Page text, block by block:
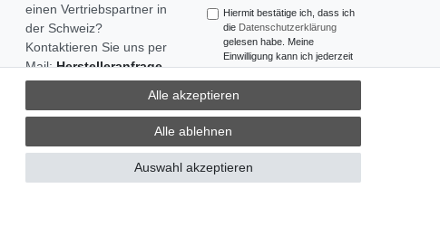
einen Vertriebspartner in
der Schweiz?
Kontaktieren Sie uns per
Mail:Herstelleranfrage
Vertrieb Schweiz
Hiermit bestätige ich, dass ich
die Daten­schutz­erklärung
gelesen habe. Meine
Einwilligung kann ich jederzeit
widerrufen.**
** Hierbei handelt es sich um ein
Pflichtfeld.
Alle akzeptieren
Alle ablehnen
Auswahl akzeptieren